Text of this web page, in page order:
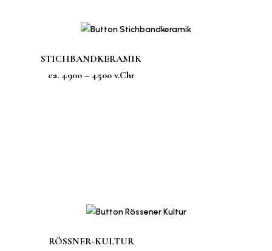
STICHBANDKERAMIK
ca. 4.900 – 4.500 v.Chr
RÖSSNER-KULTUR